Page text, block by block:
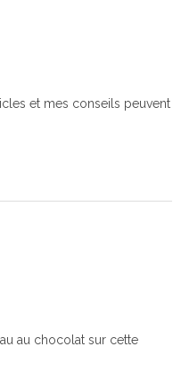
et mes conseils peuvent
au chocolat sur cette